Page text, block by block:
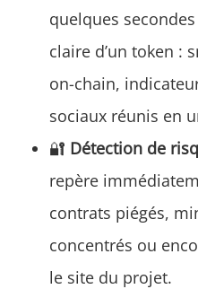
quelques
claire d’un token :
on-chain,
sociaux réunis en
🔐 Détection de
repère
contrats piégés,
concentrés ou
le site du projet.